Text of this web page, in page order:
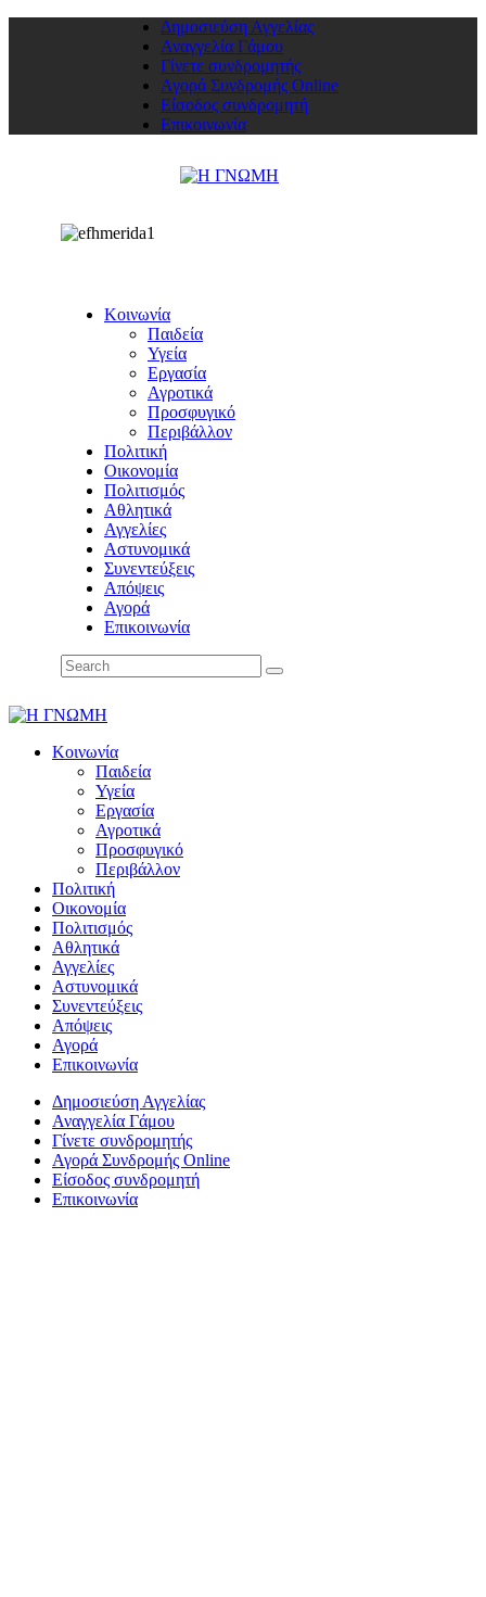
Δημοσιεύση Αγγελίας
Αναγγελία Γάμου
Γίνετε συνδρομητής
Αγορά Συνδρομής Online
Είσοδος συνδρομητή
Επικοινωνία
Κοινωνία
Παιδεία
Υγεία
Εργασία
Αγροτικά
Προσφυγικό
Περιβάλλον
Πολιτική
Οικονομία
Πολιτισμός
Αθλητικά
Αγγελίες
Αστυνομικά
Συνεντεύξεις
Απόψεις
Αγορά
Επικοινωνία
Κοινωνία
Παιδεία
Υγεία
Εργασία
Αγροτικά
Προσφυγικό
Περιβάλλον
Πολιτική
Οικονομία
Πολιτισμός
Αθλητικά
Αγγελίες
Αστυνομικά
Συνεντεύξεις
Απόψεις
Αγορά
Επικοινωνία
Δημοσιεύση Αγγελίας
Αναγγελία Γάμου
Γίνετε συνδρομητής
Αγορά Συνδρομής Online
Είσοδος συνδρομητή
Επικοινωνία